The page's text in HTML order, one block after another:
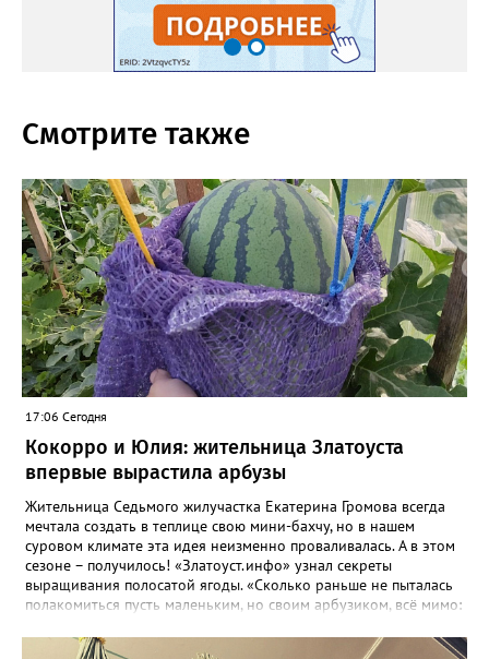
Смотрите также
17:06 Сегодня
Кокорро и Юлия: жительница Златоуста
впервые вырастила арбузы
Жительница Седьмого жилучастка Екатерина Громова всегда
мечтала создать в теплице свою мини-бахчу, но в нашем
суровом климате эта идея неизменно проваливалась. А в этом
сезоне – получилось! «Златоуст.инфо» узнал секреты
выращивания полосатой ягоды. «Сколько раньше не пыталась
полакомиться пусть маленьким, но своим арбузиком, всё мимо:
«Златоуст.инфо» садовод. – В этом году посадила сорт так